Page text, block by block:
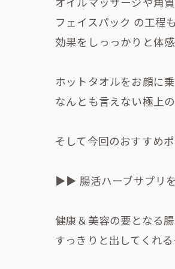
フェイスパック の工程
効果をしっっかりと体
ホットタオルをお顔に
なんとも言えない極上
そして今回のおすすめ
▶▶ 腸活ハーブサプリ
健康＆美容の要となる
すっきりと出してくれ